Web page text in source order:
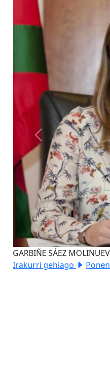
Previous
GARBIÑE SÁEZ
Irakurri gehiago